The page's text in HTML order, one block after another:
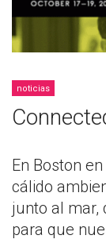
noticias
En Boston
cálido
junto al mar,
para que